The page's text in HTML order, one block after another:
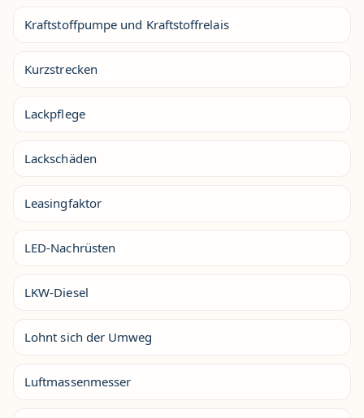
Kraftstoffpumpe und Kraftstoffrelais
Kurzstrecken
Lackpflege
Lackschäden
Leasingfaktor
LED-Nachrüsten
LKW-Diesel
Lohnt sich der Umweg
Luftmassenmesser